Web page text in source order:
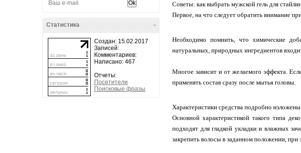
-
Статистика
Создан: 15.02.2017
Записей:
Комментариев:
Написано: 467
Отчеты:
Посетители
Поисковые фразы
Советы: как выбрать мужской гель для
Первое, на что следует обратить внимание
Необходимо помнить, что химические
натуральных, природных ингредиентов
Многое зависит и от желаемого эффекта.
применять состав сразу после мытья головы.
Характеристики средства подробно
Основной характеристикой такого типа
подходят для гладкой укладки и влажных
закрепить волосы в заданном положении,